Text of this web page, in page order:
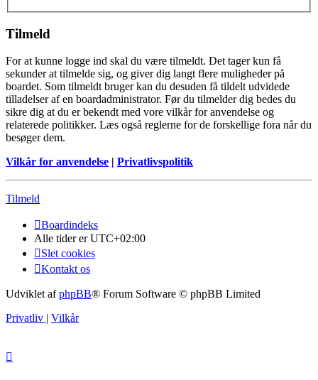
Tilmeld
For at kunne logge ind skal du være tilmeldt. Det tager kun få
sekunder at tilmelde sig, og giver dig langt flere muligheder på
boardet. Som tilmeldt bruger kan du desuden få tildelt udvidede
tilladelser af en boardadministrator. Før du tilmelder dig bedes du
sikre dig at du er bekendt med vore vilkår for anvendelse og
relaterede politikker. Læs også reglerne for de forskellige fora når du
besøger dem.
Vilkår for anvendelse | Privatlivspolitik
Tilmeld
Boardindeks
Alle tider erUTC+02:00
Slet cookies
Kontakt os
Udviklet afphpBB® Forum Software © phpBB Limited
Privatliv | Vilkår